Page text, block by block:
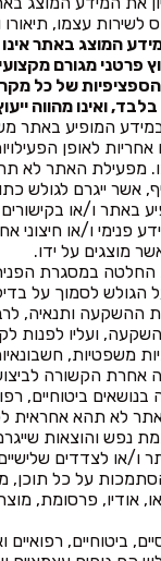
לשירות עצמו,
המוצג באתר
פרטני מגורם
הספציפיות של כל
ואינו מהווה
במידע המופיע באתר
לאופן
מפעילת האתר לא
אשר ייגרם לגולש
באתר ו/או
פנימי ו/או חיצוני
מוצגים על ידו.
במסגרת
על הגולש לסמוך על
ההשקעה ותנאיה,
ועליו לפנות
משפטיות,
אחרת הקשורה
בנושאים ביטוחיים,
לא תהא אחראית
נפש והוצאות
ו/או לצדדים
על כל תוכן,
אודיו, פרסומת,
ביטוחיים,